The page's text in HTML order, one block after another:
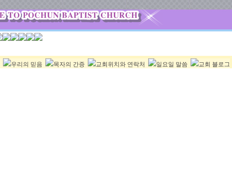
우리의 믿음 목자의 간증 교회위치와 연락처 일요일 말씀 교회 블로그